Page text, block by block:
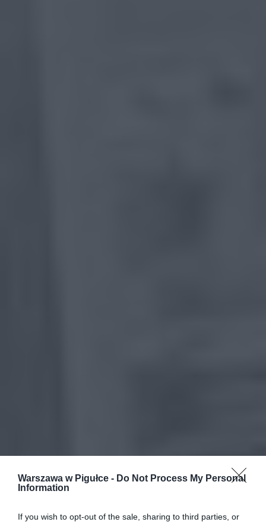
Warszawa w Pigułce - Do Not Process My Personal
Information
If you wish to opt-out of the sale, sharing to third parties, or